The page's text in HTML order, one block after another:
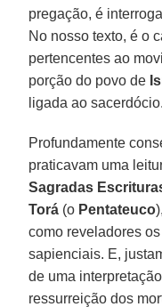
pregação, é
No nosso texto, é o
pertencentes ao
porção do povo de
ligada ao sacerdócio.
Profundamente
praticavam uma
Sagradas
Torá (o Pentateuco
como reveladores
sapienciais. E,
de uma
ressurreição dos